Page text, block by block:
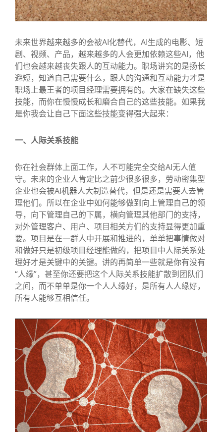
未来世界越来越多的会被AI化替代，AI生成的电影、短
剧、视频、产品，越来越多的人会更加依赖这些AI，他
们也会越来越丧失跟人的互动能力。职场讲究的是扬长
避短，知道自己需要什么，跟人的沟通和互动能力才是
职场上最王者的项目经理需要拥有的。大家在缺失这些
技能，而你在慢慢成长和磨合自己的这些技能。如果我
是你我会让自己下面这些技能变得强大起来：
一、人际关系技能
你在社会群体上面工作，人不可能完全交给AI无人值
守。未来的企业人肯定比之前少很多很多，劳动密集型
企业也会被AI机器人大制造替代，但是还是需要人去管
理他们。所以在企业中如何能够做到向上管理自己的领
导，向下管理自己的下属，横向管理其他部门的支持，
对外管理客户、用户、项目相关方们的支持显得更加重
要。项目是在一群人中开展和推进的，单单把事情做对
和做好只是初级项目经理能做的，把项目中人际关系处
理好才是关键中的关键。讲的再简单一些就是你有没有
“人缘”，甚至你还要把这个人际关系技能扩散到团队们
之间，而不单单是你一个人人缘好，是所有人人缘好，
所有人能够互相信任。